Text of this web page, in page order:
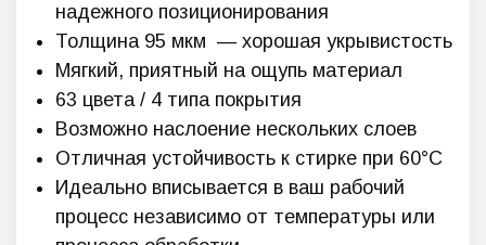
надежного позиционирования
Толщина 95 мкм — хорошая укрывистость
Мягкий, приятный на ощупь материал
63 цвета / 4 типа покрытия
Возможно наслоение нескольких слоев
Отличная устойчивость к стирке при 60°C
Идеально вписывается в ваш рабочий
процесс независимо от температуры или